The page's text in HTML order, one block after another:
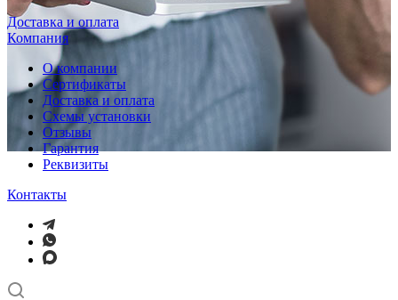
Доставка и оплата
Компания
О компании
Сертификаты
Доставка и оплата
Схемы установки
Отзывы
Гарантия
Реквизиты
Контакты